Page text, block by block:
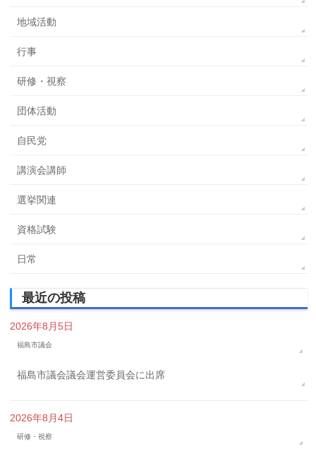
地域活動
行事
研修・視察
団体活動
自民党
講演会講師
選挙関連
資格試験
日常
最近の投稿
2026年8月5日
福島市議会
福島市議会議会運営委員会に出席
2026年8月4日
研修・視察